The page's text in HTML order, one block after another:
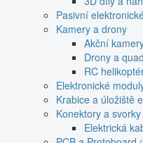
Pasivní
Kamery a drony
Akční
Drony a
RC
Elektronické
Krabice a úložiště
Konektory a svorky
Elektrická